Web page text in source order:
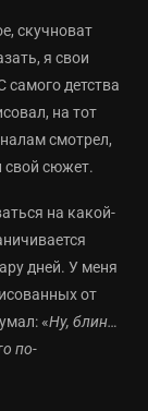
скучноват
я свои
самого детства
на тот
смотрел,
свой сюжет.
на какой-
дней. У меня
от
«Ну, блин…
по-